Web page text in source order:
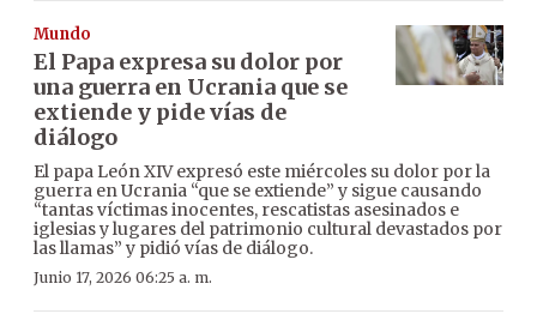
Mundo
El Papa expresa su dolor por
una guerra en Ucrania que se
extiende y pide vías de
diálogo
El papa León XIV expresó este miércoles su dolor por la
guerra en Ucrania “que se extiende” y sigue causando
“tantas víctimas inocentes, rescatistas asesinados e
iglesias y lugares del patrimonio cultural devastados por
las llamas” y pidió vías de diálogo.
Junio 17, 2026 06:25 a. m.